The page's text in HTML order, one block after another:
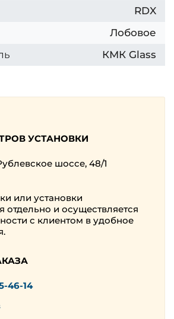
RDX
Лобовое
КМК Glass
УСТАНОВКИ
шоссе, 48/1
или установки
отдельно и осуществляется
с клиентом в удобное
46-14